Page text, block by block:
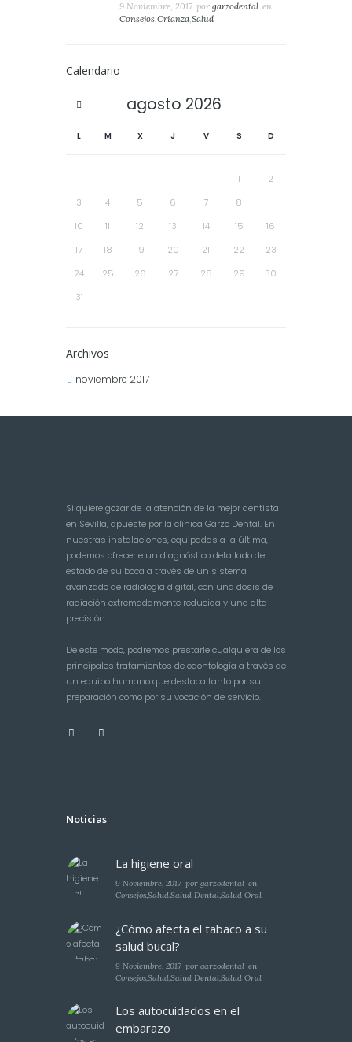
9 Noviembre, 2017 por garzodental en
Consejos, Crianza, Salud
Calendario
agosto 2026
L M X J V S D
1
2
3
4 5 6 7 8
10
11 12 13 14 15
16
17
18 19 20 21 22
23
24
25 26 27 28 29
30
31
Archivos
noviembre 2017
Si quiere gozar de la atención de la mejor dentista
en Sevilla, apueste por la clínica Garzo Dental. En
nuestras instalaciones, equipadas a la última,
podemos ofrecerle un diagnóstico detallado del
estado de su boca a través de un sistema
avanzado de radiología digital, con una dosis de
radiación extremadamente reducida y una alta
precisión.
De este modo, podremos prestarle cualquiera de los
principales tratamientos de odontología a través de
un equipo humano que destaca tanto por su
preparación como por su vocación de servicio.
Noticias
La higiene oral
9 Noviembre, 2017 porgarzodental en
Consejos,Salud,Salud Dental,Salud Oral
¿Cómo afecta el tabaco a su
salud bucal?
9 Noviembre, 2017 porgarzodental en
Consejos,Salud,Salud Dental,Salud Oral
Los autocuidados en el
embarazo